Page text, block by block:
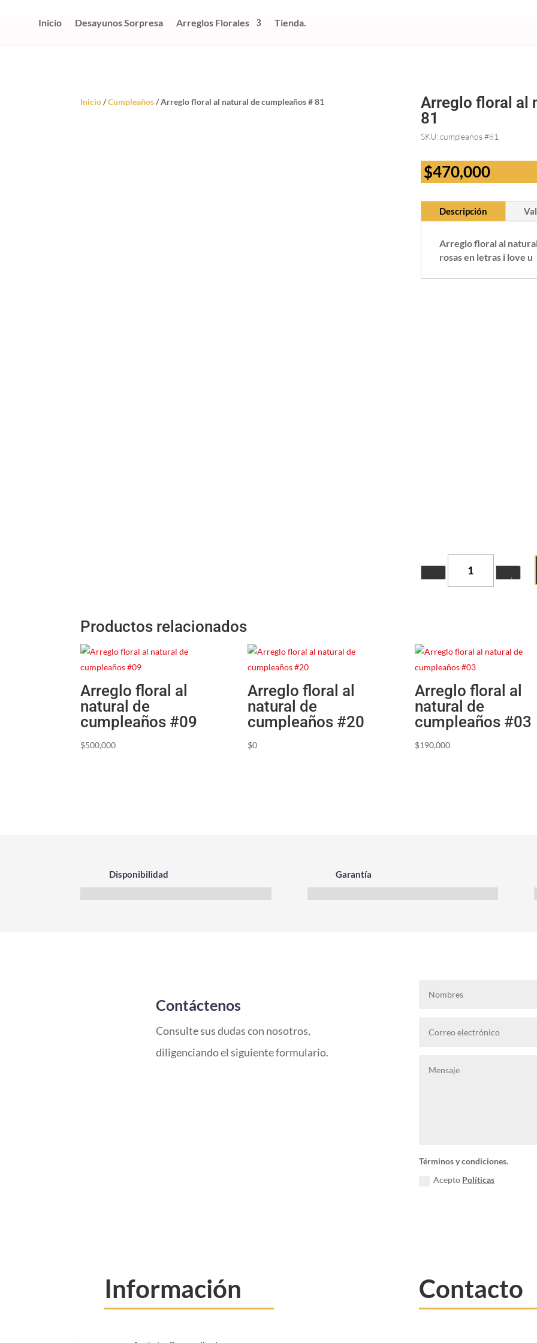
Inicio Desayunos Sorpresa Arreglos Florales Tienda.
Inicio/Cumpleaños/ Arreglo floral al natural de cumpleaños # 81
Arreglo floral al
81
SKU:cumpleaños #81
$470,000
Descripción
Arreglo floral al
rosas en letras i love u
Productos relacionados
Arreglo floral al
natural de
cumpleaños #09
$500,000
Arreglo floral al
natural de
cumpleaños #20
$0
Arreglo floral al
natural de
cumpleaños #03
$190,000
Disponibilidad Garantía
Contáctenos
Consulte sus dudas con nosotros,
diligenciando el siguiente formulario.
Términos y condiciones.
Acepto Políticas
Información Contacto